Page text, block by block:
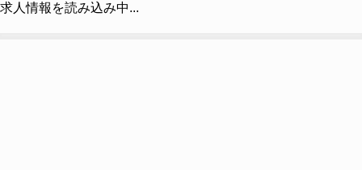
求人情報を読み込み中...